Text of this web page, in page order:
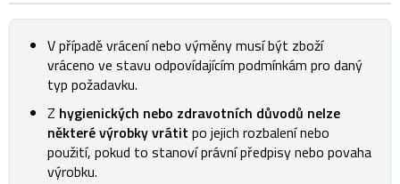
V případě vrácení nebo výměny musí být zboží
vráceno ve stavu odpovídajícím podmínkám pro daný
typ požadavku.
Z hygienických nebo zdravotních důvodů nelze
některé výrobky vrátit po jejich rozbalení nebo
použití, pokud to stanoví právní předpisy nebo povaha
výrobku.